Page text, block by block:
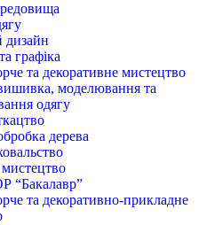
дизайн
графіка
та декоративне мистецтво
моделювання та
одягу
дерева
“Бакалавр”
та декоративно-прикладне